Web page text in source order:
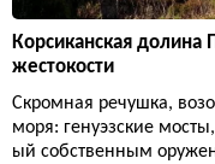
Корсиканская
жестокости
Скромная речушка,
моря: генуэзские
ый собственным